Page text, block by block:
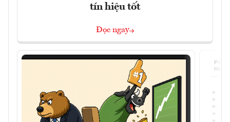
tín hiệu tốt
Đọc ngay